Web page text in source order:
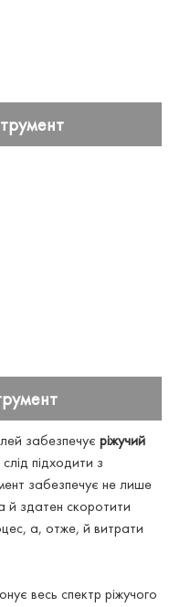
забезпечує ріжучий
підходити з
забезпечує не лише
й здатен скоротити
а, отже, й витрати
весь спектр ріжучого